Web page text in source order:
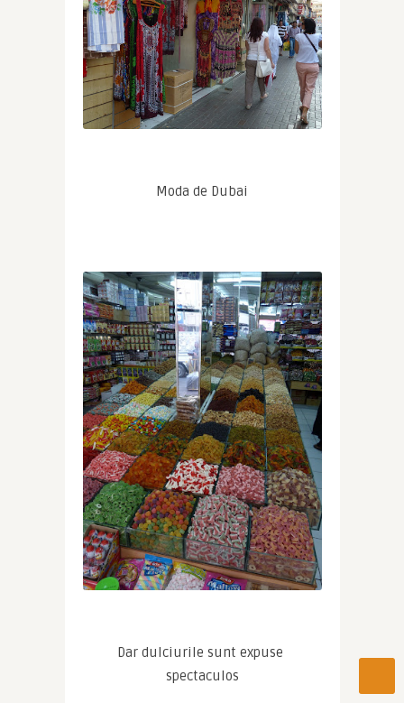
Moda de Dubai
Dar dulciurile sunt expuse
spectaculos